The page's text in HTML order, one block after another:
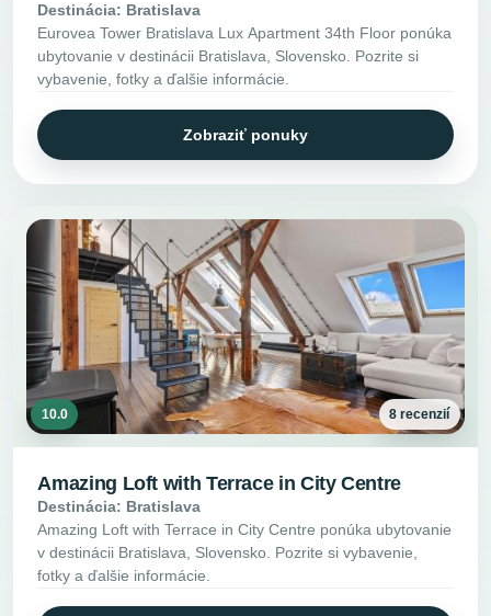
Destinácia: Bratislava
Eurovea Tower Bratislava Lux Apartment 34th Floor ponúka
ubytovanie v destinácii Bratislava, Slovensko. Pozrite si
vybavenie, fotky a ďalšie informácie.
Zobraziť ponuky
10.0 8 recenzií
Amazing Loft with Terrace in City Centre
Destinácia: Bratislava
Amazing Loft with Terrace in City Centre ponúka ubytovanie
v destinácii Bratislava, Slovensko. Pozrite si vybavenie,
fotky a ďalšie informácie.